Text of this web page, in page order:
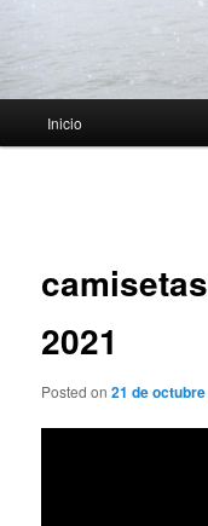
principal
Inicio
2021
Posted on21 de